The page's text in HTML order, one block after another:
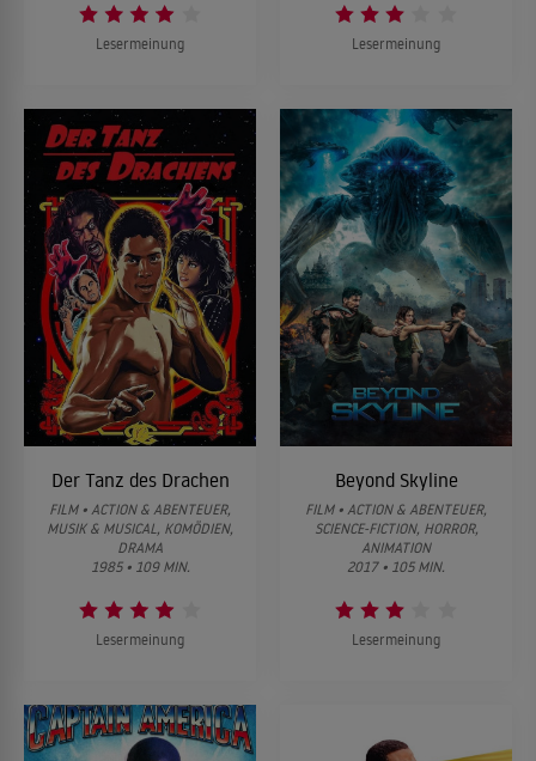
Lesermeinung Lesermeinung
Der Tanz des Drachen
FILM • ACTION & ABENTEUER,
MUSIK & MUSICAL, KOMÖDIEN,
DRAMA
1985 • 109 MIN.
Lesermeinung
Beyond Skyline
FILM • ACTION & ABENTEUER,
SCIENCE-FICTION, HORROR,
ANIMATION
2017 • 105 MIN.
Lesermeinung